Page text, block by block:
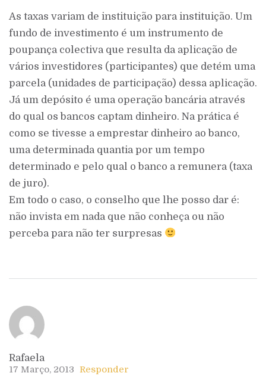
As taxas variam de instituição para instituição. Um
fundo de investimento é um instrumento de
poupança colectiva que resulta da aplicação de
vários investidores (participantes) que detém uma
parcela (unidades de participação) dessa aplicação.
Já um depósito é uma operação bancária através
do qual os bancos captam dinheiro. Na prática é
como se tivesse a emprestar dinheiro ao banco,
uma determinada quantia por um tempo
determinado e pelo qual o banco a remunera (taxa
de juro).
Em todo o caso, o conselho que lhe posso dar é:
não invista em nada que não conheça ou não
perceba para não ter surpresas
Rafaela
17 Março, 2013 Responder